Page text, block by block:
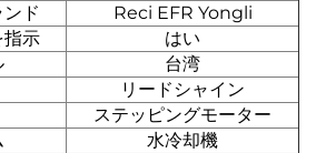
ド
Reci EFR Yongli
指示
はい
台湾
リードシャイン
ステッピングモーター
水冷却機